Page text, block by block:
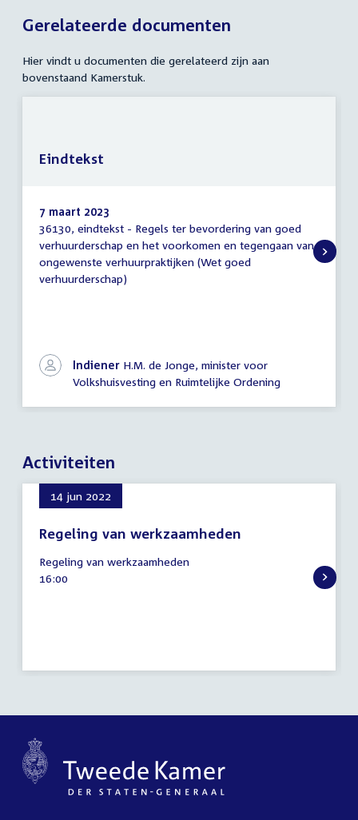
Gerelateerde documenten
Hier vindt u documenten die gerelateerd zijn aan
bovenstaand Kamerstuk.
Eindtekst
7 maart 2023
36130, eindtekst - Regels ter bevordering van goed
verhuurderschap en het voorkomen en tegengaan van
ongewenste verhuurpraktijken (Wet goed
verhuurderschap)
Indiener H.M. de Jonge, minister voor
Volkshuisvesting en Ruimtelijke Ordening
Eindtekst
Activiteiten
14 jun 2022
Regeling van werkzaamheden
juni
2022
Regeling van werkzaamheden
Tijd
16:00